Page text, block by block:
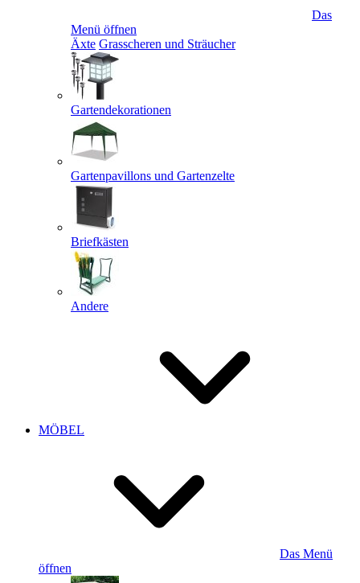
Das
Menü öffnen
Äxte Grasscheren und Sträucher
Gartendekorationen
Gartenpavillons und Gartenzelte
Briefkästen
Andere
MÖBEL
Das Menü
öffnen